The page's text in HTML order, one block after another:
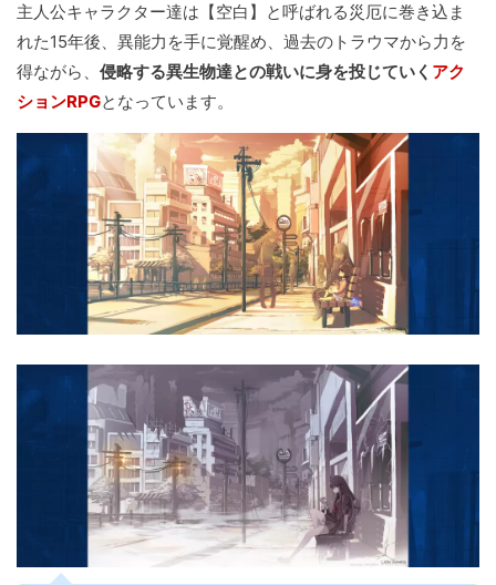
主人公キャラクター達は【空白】と呼ばれる災厄に巻き込ま
れた15年後、異能力を手に覚醒め、過去のトラウマから力を
得ながら、 侵略する異生物達との戦いに身を投じていく アク
ションRPGとなっています。